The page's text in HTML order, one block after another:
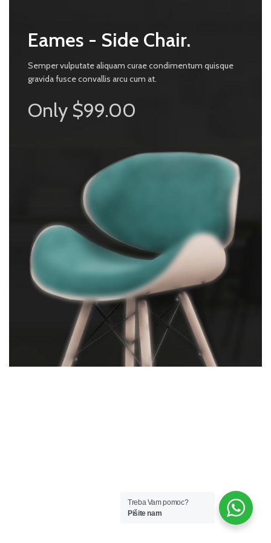
Eames - Side Chair.
Semper vulputate aliquam curae condimentum quisque
gravida fusce convallis arcu cum at.
Only $99.00
Treba Vam pomoc?
Pišite nam